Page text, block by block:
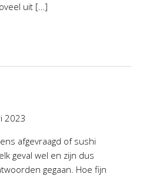
uit […]
2023
afgevraagd of sushi
geval wel en zijn dus
gegaan. Hoe fijn